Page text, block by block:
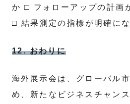
か □ フォローアップの計画
□ 結果測定の指標が明確に
12. おわりに
海外展示会は、グローバル
め、新たなビジネスチャン